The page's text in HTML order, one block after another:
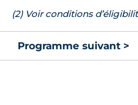
(2) Voir conditions
Programme suivant >